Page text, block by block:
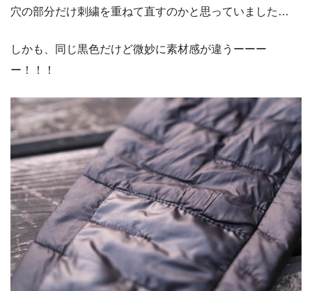
穴の部分だけ刺繍を重ねて直すのかと思っていました…
しかも、同じ黒色だけど微妙に素材感が違うーーー
ー！！！